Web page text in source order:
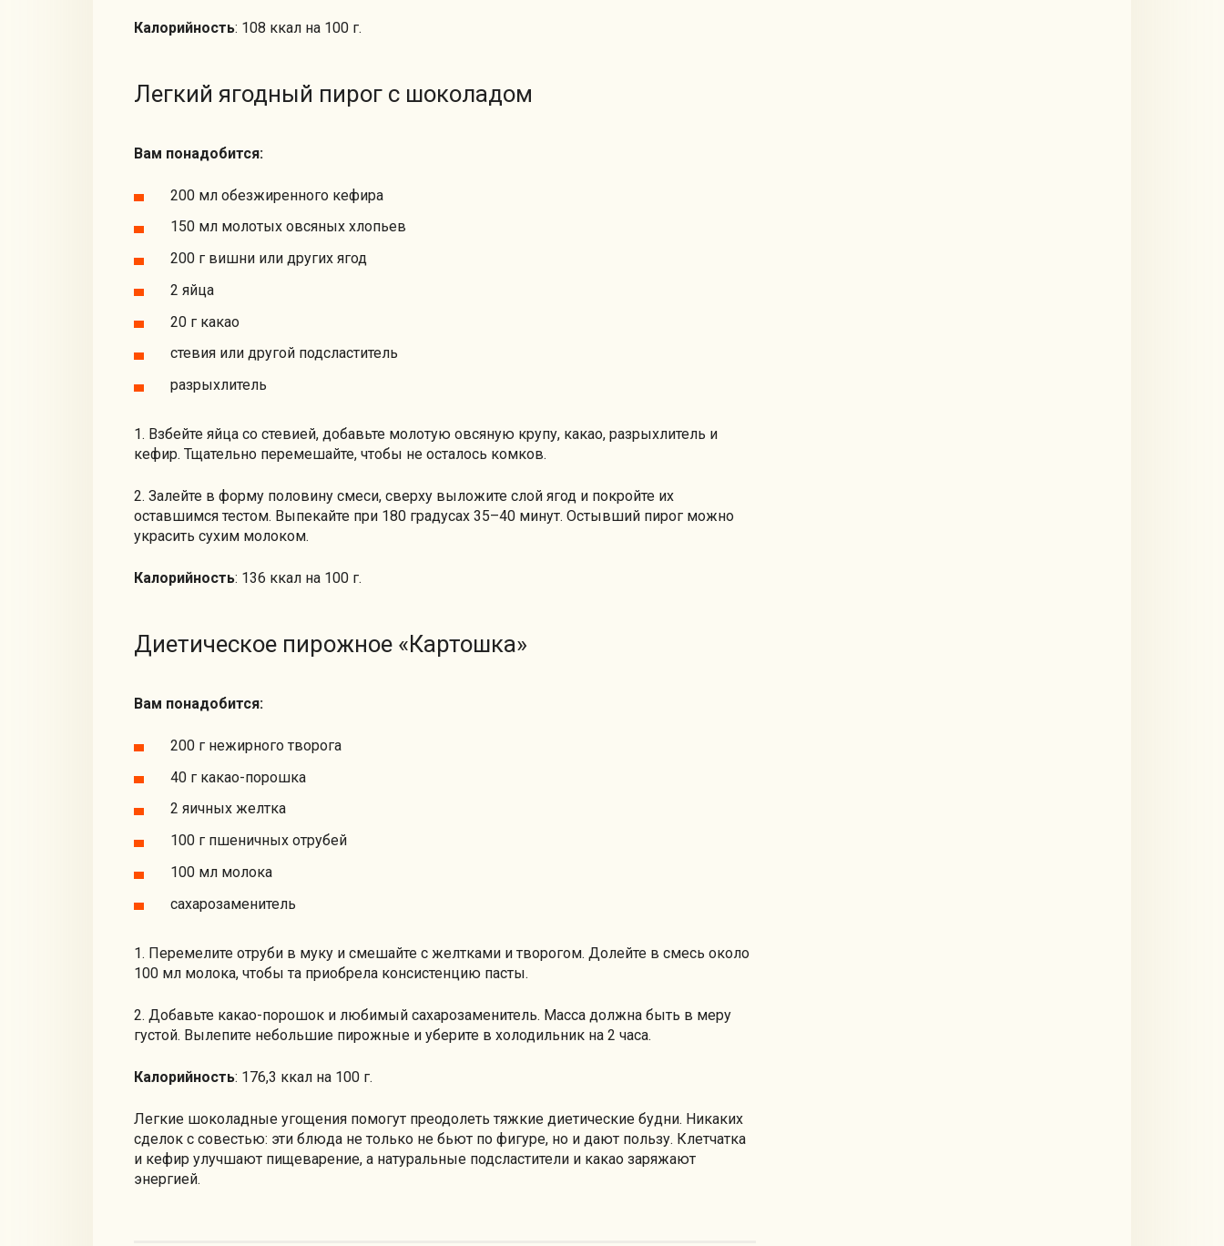
Калорийность: 108 ккал на 100 г.
Легкий ягодный пирог с шоколадом
Вам понадобится:
200 мл обезжиренного кефира
150 мл молотых овсяных хлопьев
200 г вишни или других ягод
2 яйца
20 г какао
стевия или другой подсластитель
разрыхлитель
1. Взбейте яйца со стевией, добавьте молотую овсяную крупу, какао, разрыхлитель и
кефир. Тщательно перемешайте, чтобы не осталось комков.
2. Залейте в форму половину смеси, сверху выложите слой ягод и покройте их
оставшимся тестом. Выпекайте при 180 градусах 35–40 минут. Остывший пирог можно
украсить сухим молоком.
Калорийность: 136 ккал на 100 г.
Диетическое пирожное «Картошка»
Вам понадобится:
200 г нежирного творога
40 г какао-порошка
2 яичных желтка
100 г пшеничных отрубей
100 мл молока
сахарозаменитель
1. Перемелите отруби в муку и смешайте с желтками и творогом. Долейте в смесь около
100 мл молока, чтобы та приобрела консистенцию пасты.
2. Добавьте какао-порошок и любимый сахарозаменитель. Масса должна быть в меру
густой. Вылепите небольшие пирожные и уберите в холодильник на 2 часа.
Калорийность: 176,3 ккал на 100 г.
Легкие шоколадные угощения помогут преодолеть тяжкие диетические будни. Никаких
сделок с совестью: эти блюда не только не бьют по фигуре, но и дают пользу. Клетчатка
и кефир улучшают пищеварение, а натуральные подсластители и какао заряжают
энергией.